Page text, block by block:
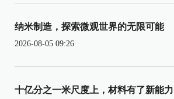
纳米制造，探索微观世界的无限可能
2026-08-05 09:26
十亿分之一米尺度上，材料有了新能力